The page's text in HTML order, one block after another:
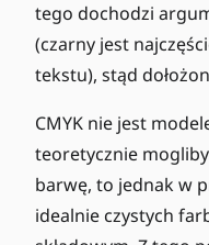
tego dochodzi
(czarny jest
tekstu), stąd
CMYK nie jest
teoretycznie
barwę, to jednak w
idealnie czystych